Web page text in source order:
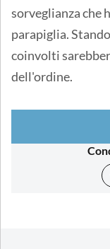
sorveglianza che
parapiglia.
coinvolti
dell'ordine.